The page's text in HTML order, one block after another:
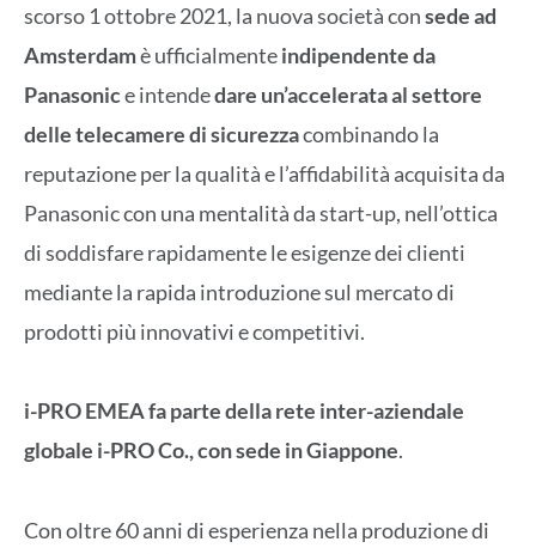
scorso 1 ottobre 2021, la nuova società consede ad
Amsterdamè ufficialmenteindipendente da
Panasonice intendedare un’accelerata al settore
delle telecamere di sicurezzacombinando la
reputazione per la qualità e l’affidabilità acquisita da
Panasonic con una mentalità da start-up, nell’ottica
di soddisfare rapidamente le esigenze dei clienti
mediante la rapida introduzione sul mercato di
prodotti più innovativi e competitivi.
i-PRO EMEA fa parte della rete inter-aziendale
globale i-PRO Co., con sede in Giappone.
Con oltre 60 anni di esperienza nella produzione di